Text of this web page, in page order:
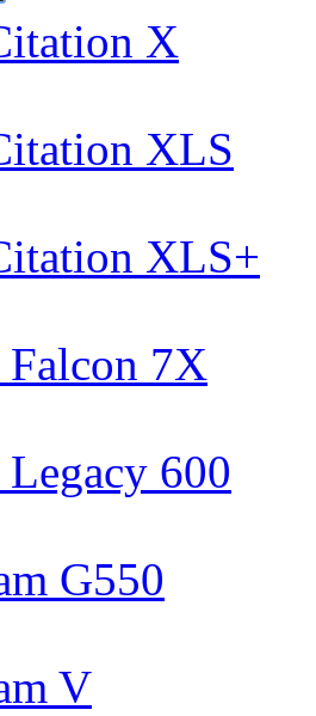
X
XLS
XLS+
Falcon 7X
600
G550
V